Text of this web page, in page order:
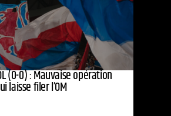
(0-0) : Mauvaise opération
laisse filer l’OM